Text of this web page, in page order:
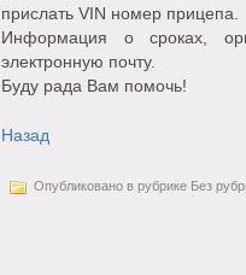
прислать VIN номер прицепа.
Информация о сроках,
электронную почту.
Буду рада Вам помочь!
Назад
Опубликовано в рубрике Без